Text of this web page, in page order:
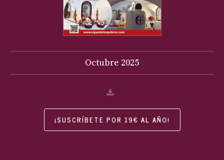
Octubre 2025
¡SUSCRÍBETE POR 19€ AL AÑO!